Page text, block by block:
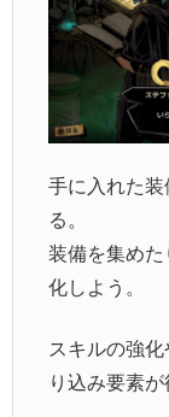
手に入れた
る。
装備を集め
化しよう。
スキルの強
り込み要素が